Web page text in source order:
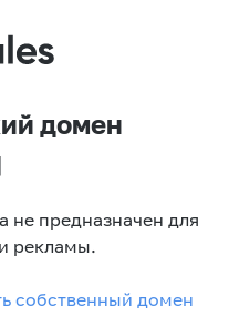
домен
не предназначен для
рекламы.
собственный домен